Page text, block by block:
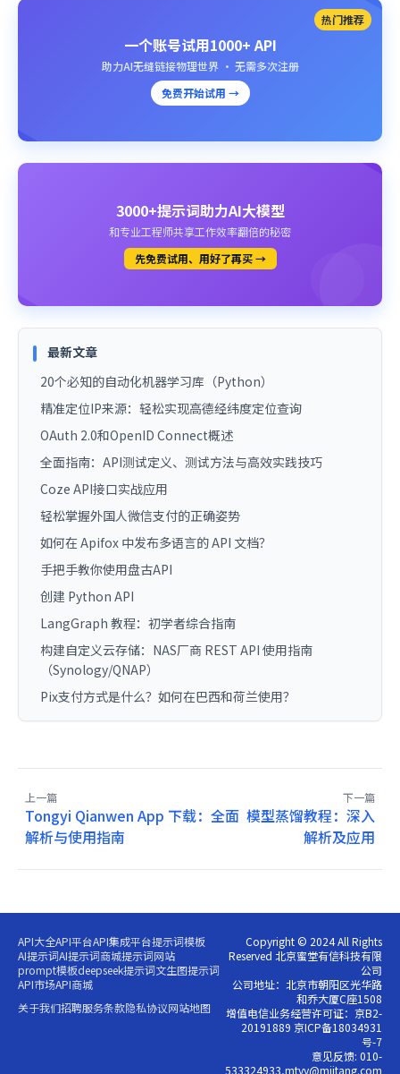
热门推荐
一个账号试用1000+ API
助力AI无缝链接物理世界 · 无需多次注册
免费开始试用 →
3000+提示词助力AI大模型
和专业工程师共享工作效率翻倍的秘密
先免费试用、用好了再买 →
最新文章
20个必知的自动化机器学习库（Python）
精准定位IP来源：轻松实现高德经纬度定位查询
OAuth 2.0和OpenID Connect概述
全面指南：API测试定义、测试方法与高效实践技巧
Coze API接口实战应用
轻松掌握外国人微信支付的正确姿势
如何在 Apifox 中发布多语言的 API 文档？
手把手教你使用盘古API
创建 Python API
LangGraph 教程：初学者综合指南
构建自定义云存储：NAS厂商 REST API 使用指南
（Synology/QNAP）
Pix支付方式是什么？如何在巴西和荷兰使用？
上一篇
Tongyi Qianwen App 下载：全面
解析与使用指南
下一篇
模型蒸馏教程：深入
解析及应用
API大全API平台API集成平台提示词模板
AI提示词AI提示词商城提示词网站
prompt模板deepseek提示词文生图提示词
API市场API商城
关于我们招聘服务条款隐私协议网站地图
Copyright © 2024 All Rights
Reserved 北京蜜堂有信科技有限
公司
公司地址：北京市朝阳区光华路
和乔大厦C座1508
增值电信业务经营许可证：京B2-
20191889 京ICP备18034931
号-7
意见反馈: 010-
533324933,mtyy@miitang.com